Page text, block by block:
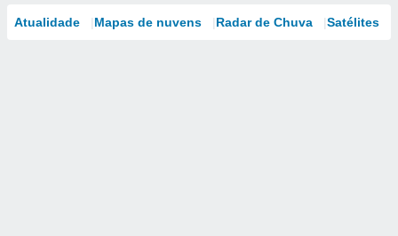
Atualidade Mapas de nuvens Radar de Chuva Satélites